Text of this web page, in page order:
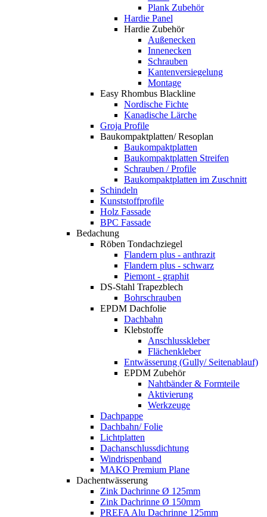
Plank Zubehör
Hardie Panel
Hardie Zubehör
Außenecken
Innenecken
Schrauben
Kantenversiegelung
Montage
Easy Rhombus Blackline
Nordische Fichte
Kanadische Lärche
Groja Profile
Baukompaktplatten/ Resoplan
Baukompaktplatten
Baukompaktplatten Streifen
Schrauben / Profile
Baukompaktplatten im Zuschnitt
Schindeln
Kunststoffprofile
Holz Fassade
BPC Fassade
Bedachung
Röben Tondachziegel
Flandern plus - anthrazit
Flandern plus - schwarz
Piemont - graphit
DS-Stahl Trapezblech
Bohrschrauben
EPDM Dachfolie
Dachbahn
Klebstoffe
Anschlusskleber
Flächenkleber
Entwässerung (Gully/ Seitenablauf)
EPDM Zubehör
Nahtbänder & Formteile
Aktivierung
Werkzeuge
Dachpappe
Dachbahn/ Folie
Lichtplatten
Dachanschlussdichtung
Windrispenband
MAKO Premium Plane
Dachentwässerung
Zink Dachrinne Ø 125mm
Zink Dachrinne Ø 150mm
PREFA Alu Dachrinne 125mm